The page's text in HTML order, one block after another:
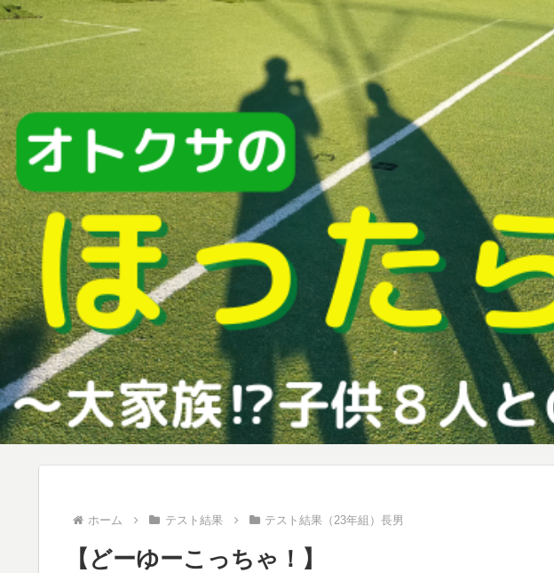
ホーム テスト結果 テスト結果（23年組）長男
【どーゆーこっちゃ！】